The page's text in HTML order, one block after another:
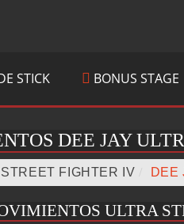
STICK BONUS STAGE
DEE JAY
FIGHTER IV DEE
ULTRA